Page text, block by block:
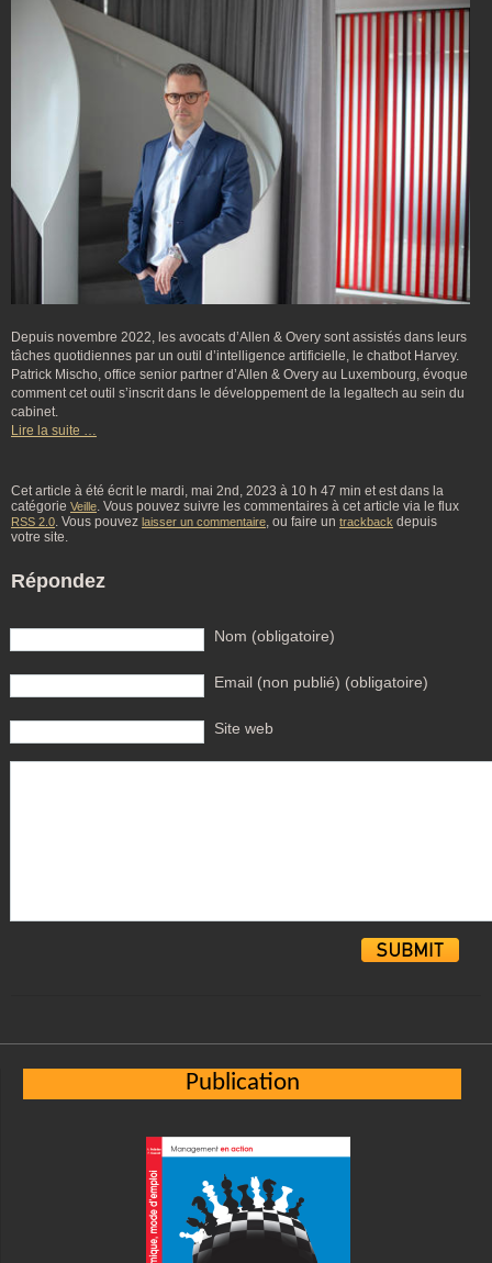
Depuis novembre 2022, les avocats d’Allen & Overy sont assistés dans leurs
tâches quotidiennes par un outil d’intelligence artificielle, le chatbot Harvey.
Patrick Mischo, office senior partner d’Allen & Overy au Luxembourg, évoque
comment cet outil s’inscrit dans le développement de la legaltech au sein du
cabinet.
Lire la suite …
Cet article à été écrit le mardi, mai 2nd, 2023 à 10 h 47 min et est dans la
catégorie Veille. Vous pouvez suivre les commentaires à cet article via le flux
RSS 2.0. Vous pouvez laisser un commentaire, ou faire un trackback depuis
votre site.
Répondez
Nom (obligatoire)
Email (non publié) (obligatoire)
Site web
Publication